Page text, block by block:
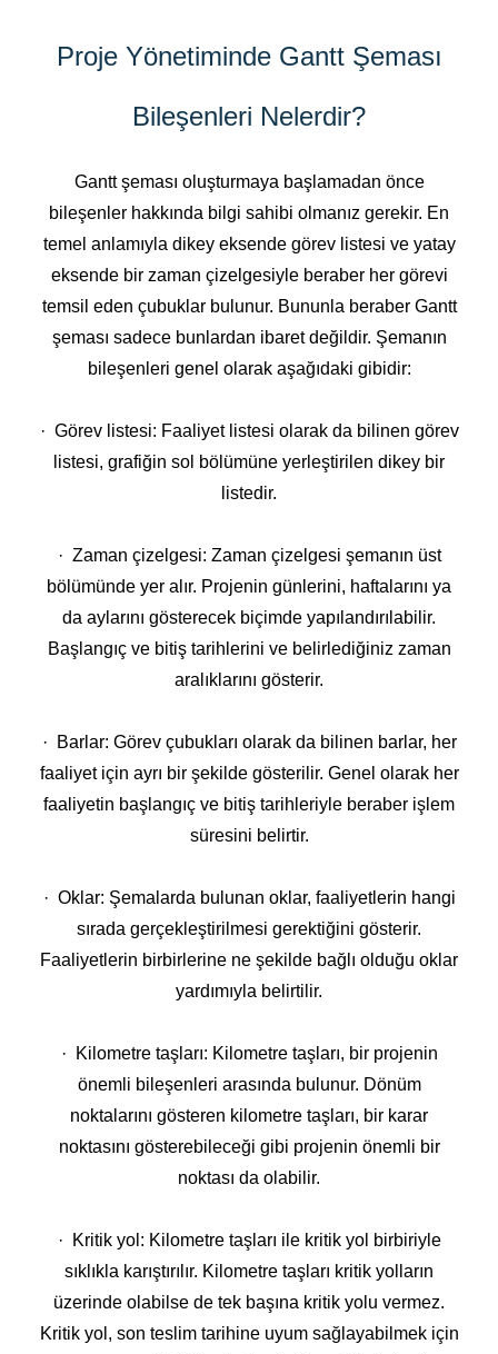
Proje Yönetiminde Gantt Şeması
Bileşenleri Nelerdir?
Gantt şeması oluşturmaya başlamadan önce
bileşenler hakkında bilgi sahibi olmanız gerekir. En
temel anlamıyla dikey eksende görev listesi ve yatay
eksende bir zaman çizelgesiyle beraber her görevi
temsil eden çubuklar bulunur. Bununla beraber Gantt
şeması sadece bunlardan ibaret değildir. Şemanın
bileşenleri genel olarak aşağıdaki gibidir:
· Görev listesi: Faaliyet listesi olarak da bilinen görev
listesi, grafiğin sol bölümüne yerleştirilen dikey bir
listedir.
· Zaman çizelgesi: Zaman çizelgesi şemanın üst
bölümünde yer alır. Projenin günlerini, haftalarını ya
da aylarını gösterecek biçimde yapılandırılabilir.
Başlangıç ve bitiş tarihlerini ve belirlediğiniz zaman
aralıklarını gösterir.
· Barlar: Görev çubukları olarak da bilinen barlar, her
faaliyet için ayrı bir şekilde gösterilir. Genel olarak her
faaliyetin başlangıç ve bitiş tarihleriyle beraber işlem
süresini belirtir.
· Oklar: Şemalarda bulunan oklar, faaliyetlerin hangi
sırada gerçekleştirilmesi gerektiğini gösterir.
Faaliyetlerin birbirlerine ne şekilde bağlı olduğu oklar
yardımıyla belirtilir.
· Kilometre taşları: Kilometre taşları, bir projenin
önemli bileşenleri arasında bulunur. Dönüm
noktalarını gösteren kilometre taşları, bir karar
noktasını gösterebileceği gibi projenin önemli bir
noktası da olabilir.
· Kritik yol: Kilometre taşları ile kritik yol birbiriyle
sıklıkla karıştırılır. Kilometre taşları kritik yolların
üzerinde olabilse de tek başına kritik yolu vermez.
Kritik yol, son teslim tarihine uyum sağlayabilmek için